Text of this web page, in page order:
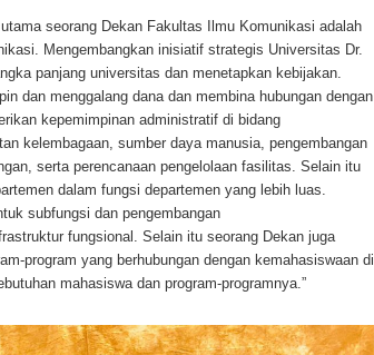
seorang Dekan Fakultas Ilmu Komunikasi adalah
Mengembangkan inisiatif strategis Universitas Dr.
panjang universitas dan menetapkan kebijakan.
dan menggalang dana dan membina hubungan dengan
kepemimpinan administratif di bidang
kelembagaan, sumber daya manusia, pengembangan
serta perencanaan pengelolaan fasilitas. Selain itu
dalam fungsi departemen yang lebih luas.
subfungsi dan pengembangan
fungsional. Selain itu seorang Dekan juga
program yang berhubungan dengan kemahasiswaan di
mahasiswa dan program-programnya.”